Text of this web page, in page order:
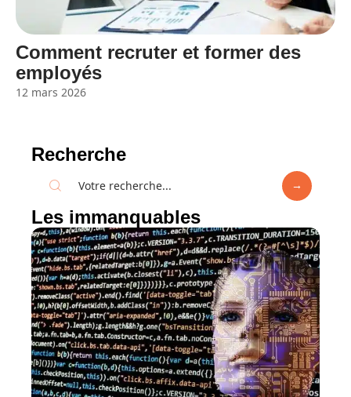
Comment recruter et former des
employés
12 mars 2026
Recherche
Les immanquables